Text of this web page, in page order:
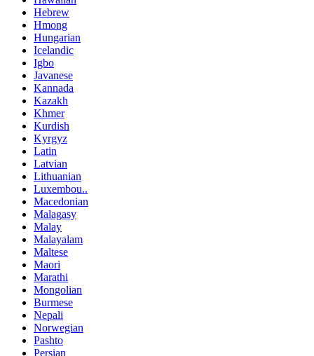
Hebrew
Hmong
Hungarian
Icelandic
Igbo
Javanese
Kannada
Kazakh
Khmer
Kurdish
Kyrgyz
Latin
Latvian
Lithuanian
Luxembou..
Macedonian
Malagasy
Malay
Malayalam
Maltese
Maori
Marathi
Mongolian
Burmese
Nepali
Norwegian
Pashto
Persian